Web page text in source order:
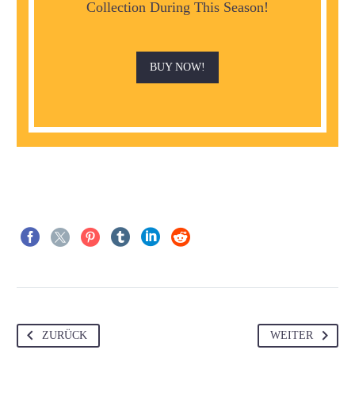
Collection During This Season!
BUY NOW!
ZURÜCK WEITER